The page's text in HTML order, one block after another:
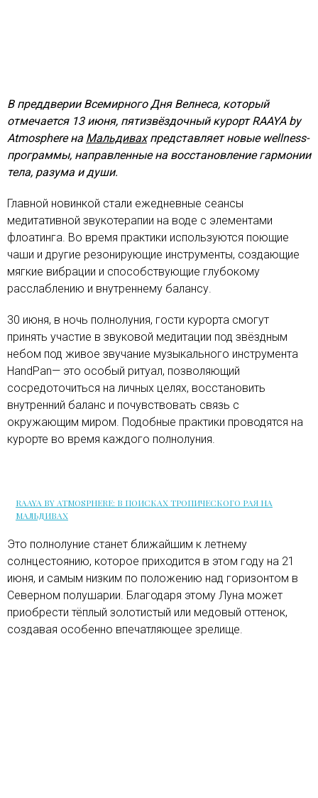
В преддверии Всемирного Дня Велнеса, который
отмечается 13 июня, пятизвёздочный курорт RAAYA by
Atmosphere на Мальдивахпредставляет новые wellness-
программы, направленные на восстановление гармонии
тела, разума и души.
Главной новинкой стали ежедневные сеансы
медитативной звукотерапии на воде с элементами
флоатинга. Во время практики используются поющие
чаши и другие резонирующие инструменты, создающие
мягкие вибрации и способствующие глубокому
расслаблению и внутреннему балансу.
30 июня, в ночь полнолуния, гости курорта смогут
принять участие в звуковой медитации под звёздным
небом под живое звучание музыкального инструмента
HandPan— это особый ритуал, позволяющий
сосредоточиться на личных целях, восстановить
внутренний баланс и почувствовать связь с
окружающим миром. Подобные практики проводятся на
курорте во время каждого полнолуния.
RAAYA BY ATMOSPHERE: В ПОИСКАХ ТРОПИЧЕСКОГО РАЯ НА
МАЛЬДИВАХ
Это полнолуние станет ближайшим к летнему
солнцестоянию, которое приходится в этом году на 21
июня, и самым низким по положению над горизонтом в
Северном полушарии. Благодаря этому Луна может
приобрести тёплый золотистый или медовый оттенок,
создавая особенно впечатляющее зрелище.